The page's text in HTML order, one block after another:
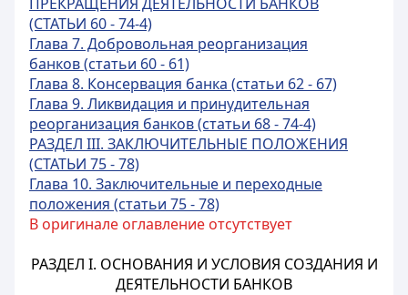
(СТАТЬИ 60 - 74-4)
Глава 7. Добровольная реорганизация
банков (статьи 60 - 61)
Глава 8. Консервация банка (статьи 62 - 67)
Глава 9. Ликвидация и принудительная
реорганизация банков (статьи 68 - 74-4)
РАЗДЕЛ III. ЗАКЛЮЧИТЕЛЬНЫЕ ПОЛОЖЕНИЯ
(СТАТЬИ 75 - 78)
Глава 10. Заключительные и переходные
положения (статьи 75 - 78)
В оригинале оглавление отсутствует
РАЗДЕЛ I. ОСНОВАНИЯ И УСЛОВИЯ СОЗДАНИЯ И
ДЕЯТЕЛЬНОСТИ БАНКОВ